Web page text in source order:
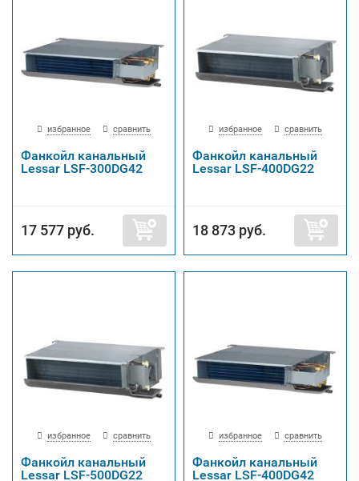
избранное сравнить
Фанкойл канальный
Lessar LSF-300DG42
17 577 руб.
избранное сравнить
Фанкойл канальный
Lessar LSF-400DG22
18 873 руб.
избранное сравнить
Фанкойл канальный
Lessar LSF-500DG22
избранное сравнить
Фанкойл канальный
Lessar LSF-400DG42